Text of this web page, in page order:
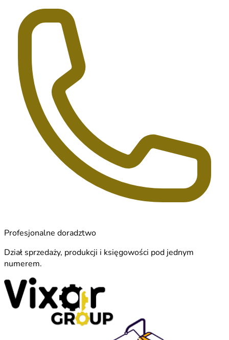
Profesjonalne doradztwo
Dział sprzedaży, produkcji i księgowości pod jednym
numerem.